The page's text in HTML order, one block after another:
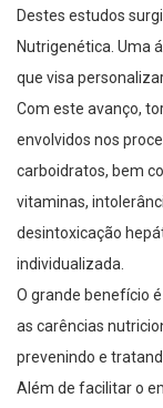
Destes estudos
Nutrigenética. Uma
que visa
Com este avanço,
envolvidos nos
carboidratos, bem
vitaminas,
desintoxicação
individualizada.
O grande benefício
as carências
prevenindo e
Além de facilitar o